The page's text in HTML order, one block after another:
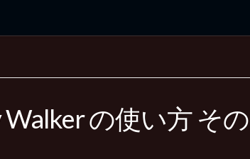
Walker の使い方 そ